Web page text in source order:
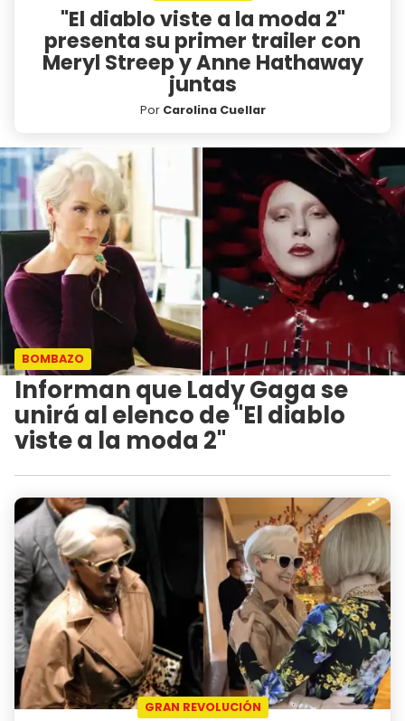
"El diablo viste a la moda 2"
presenta su primer trailer con
Meryl Streep y Anne Hathaway
juntas
Por Carolina Cuellar
BOMBAZO
Informan que Lady Gaga se
unirá al elenco de "El diablo
viste a la moda 2"
GRAN REVOLUCIÓN